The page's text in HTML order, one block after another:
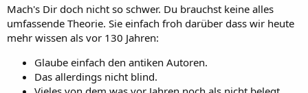
Mach's Dir doch nicht so schwer. Du brauchst keine alles
umfassende Theorie. Sie einfach froh darüber dass wir heute
mehr wissen als vor 130 Jahren:
Glaube einfach den antiken Autoren.
Das allerdings nicht blind.